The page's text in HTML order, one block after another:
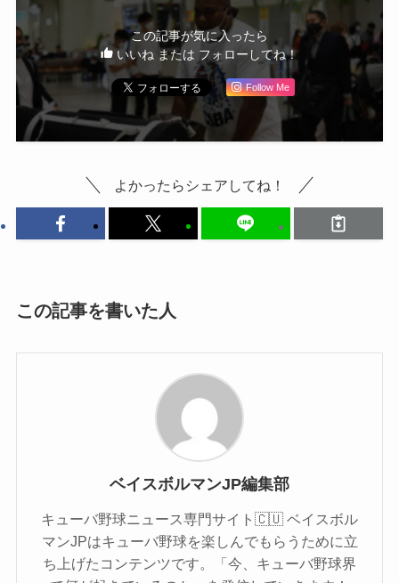
この記事が気に入ったら
いいね または フォローしてね！
Follow Me
よかったらシェアしてね！
この記事を書いた人
ベイスボルマンJP編集部
キューバ野球ニュース専門サイト🇨🇺 ベイスボル
マンJPはキューバ野球を楽しんでもらうために立
ち上げたコンテンツです。「今、キューバ野球界